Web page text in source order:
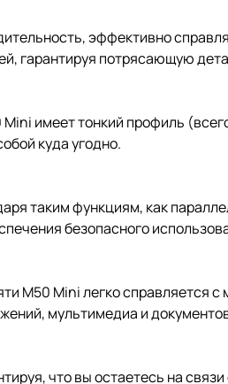
эффективно
гарантируя потрясающую
имеет тонкий профиль
куда угодно.
таким функциям, как
безопасного
M50 Mini легко справляется
мультимедиа и
что вы остаетесь на